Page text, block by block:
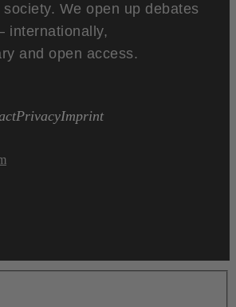
We open up debates
internationally,
and open access.
PrivacyImprint